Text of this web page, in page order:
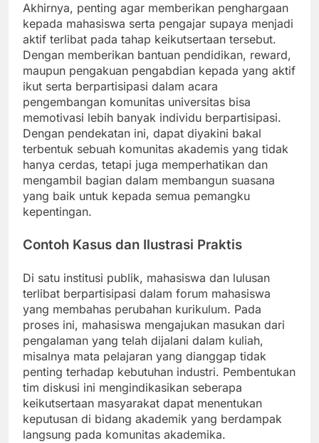
Akhirnya, penting agar memberikan penghargaan
kepada mahasiswa serta pengajar supaya menjadi
aktif terlibat pada tahap keikutsertaan tersebut.
Dengan memberikan bantuan pendidikan, reward,
maupun pengakuan pengabdian kepada yang aktif
ikut serta berpartisipasi dalam acara
pengembangan komunitas universitas bisa
memotivasi lebih banyak individu berpartisipasi.
Dengan pendekatan ini, dapat diyakini bakal
terbentuk sebuah komunitas akademis yang tidak
hanya cerdas, tetapi juga memperhatikan dan
mengambil bagian dalam membangun suasana
yang baik untuk kepada semua pemangku
kepentingan.
Contoh Kasus dan Ilustrasi Praktis
Di satu institusi publik, mahasiswa dan lulusan
terlibat berpartisipasi dalam forum mahasiswa
yang membahas perubahan kurikulum. Pada
proses ini, mahasiswa mengajukan masukan dari
pengalaman yang telah dijalani dalam kuliah,
misalnya mata pelajaran yang dianggap tidak
penting terhadap kebutuhan industri. Pembentukan
tim diskusi ini mengindikasikan seberapa
keikutsertaan masyarakat dapat menentukan
keputusan di bidang akademik yang berdampak
langsung pada komunitas akademika.